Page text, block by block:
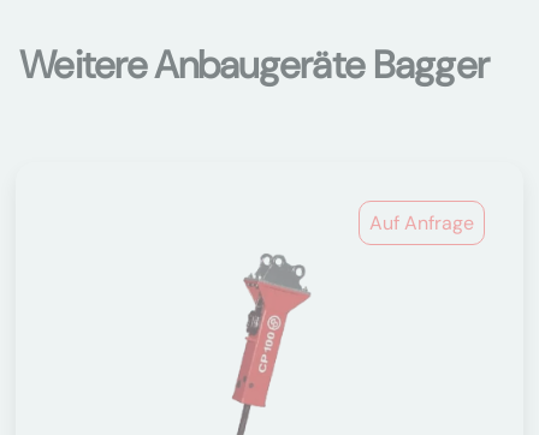
Weitere Anbaugeräte Bagger
Auf Anfrage